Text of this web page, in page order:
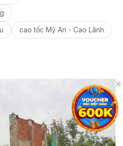
cao tốc Mỹ An - Cao Lãnh